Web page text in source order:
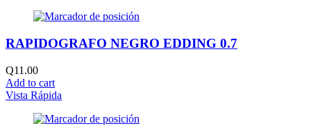
RAPIDOGRAFO NEGRO EDDING 0.7
Q11.00
Add to cart
Vista Rápida